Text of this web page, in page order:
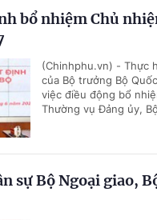
bổ nhiệm Chủ
(Chinhphu.vn) - Thực
của Bộ trưởng Bộ
việc điều động bổ
Thường vụ Đảng ủy,
sự Bộ Ngoại giao,